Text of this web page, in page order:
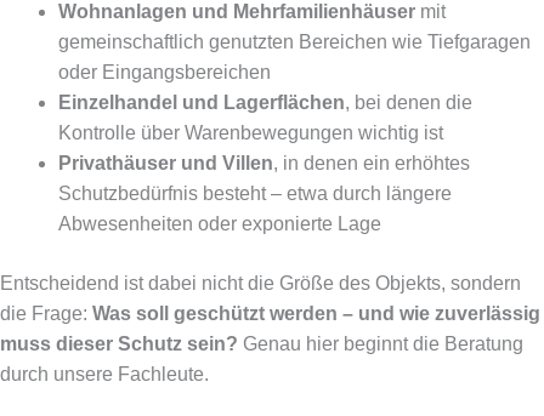
Wohnanlagen und Mehrfamilienhäuser mit
gemeinschaftlich genutzten Bereichen wie Tiefgaragen
oder Eingangsbereichen
Einzelhandel und Lagerflächen, bei denen die
Kontrolle über Warenbewegungen wichtig ist
Privathäuser und Villen, in denen ein erhöhtes
Schutzbedürfnis besteht – etwa durch längere
Abwesenheiten oder exponierte Lage
Entscheidend ist dabei nicht die Größe des Objekts, sondern
die Frage: Was soll geschützt werden – und wie zuverlässig
muss dieser Schutz sein? Genau hier beginnt die Beratung
durch unsere Fachleute.